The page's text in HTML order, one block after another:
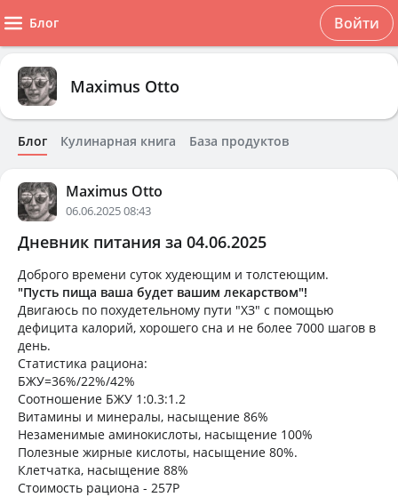
Блог Войти
Maximus Otto
Блог Кулинарная книга База продуктов
Maximus Otto
06.06.2025 08:43
Дневник питания за 04.06.2025
Доброго времени суток худеющим и толстеющим.
"Пусть пища ваша будет вашим лекарством"!
Двигаюсь по похудетельному пути "ХЗ" с помощью
дефицита калорий, хорошего сна и не более 7000 шагов в
день.
Статистика рациона:
БЖУ=36%/22%/42%
Соотношение БЖУ 1:0.3:1.2
Витамины и минералы, насыщение 86%
Незаменимые аминокислоты, насыщение 100%
Полезные жирные кислоты, насыщение 80%.
Клетчатка, насыщение 88%
Стоимость рациона - 257Р